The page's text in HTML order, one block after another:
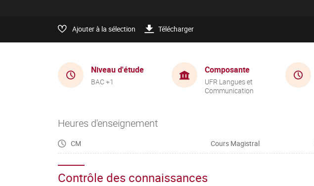
Ajouter à la sélection Télécharger
Niveau d'étude
BAC +1
Composante
UFR Langues et
Communication
Heures d'enseignement
CM Cours Magistral
Contrôle des connaissances